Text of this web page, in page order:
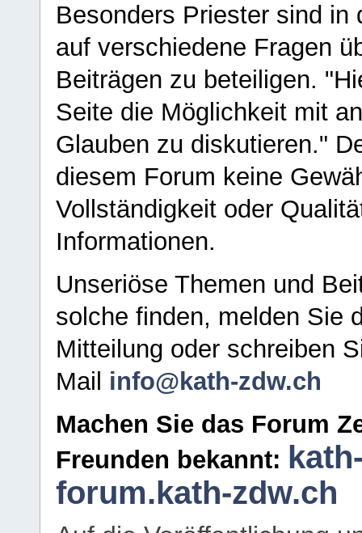
Besonders Priester sind in
auf verschiedene Fragen
Beiträgen zu beteiligen.
Seite die Möglichkeit mit
Glauben zu diskutieren."
diesem Forum keine
Vollständigkeit oder
Informationen.
Unseriöse Themen und
solche finden, melden Sie
Mitteilung oder schreiben
Mail info@kath-zdw.ch
Machen Sie das Forum
Freunden bekannt:
forum.kath-zdw.ch